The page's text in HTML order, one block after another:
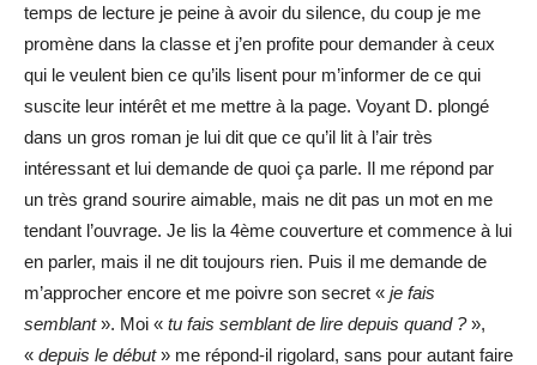
temps de lecture je peine à avoir du silence, du coup je me
promène dans la classe et j’en profite pour demander à ceux
qui le veulent bien ce qu’ils lisent pour m’informer de ce qui
suscite leur intérêt et me mettre à la page. Voyant D. plongé
dans un gros roman je lui dit que ce qu’il lit à l’air très
intéressant et lui demande de quoi ça parle. Il me répond par
un très grand sourire aimable, mais ne dit pas un mot en me
tendant l’ouvrage. Je lis la 4ème couverture et commence à lui
en parler, mais il ne dit toujours rien. Puis il me demande de
m’approcher encore et me poivre son secret « je fais
semblant». Moi « tu fais semblant de lire depuis quand ?»,
« depuis le début» me répond-il rigolard, sans pour autant faire